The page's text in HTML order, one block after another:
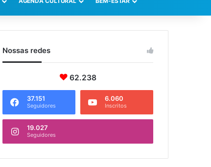
Nossas redes
62.238
37.151
Seguidores
6.060
Inscritos
19.027
Seguidores